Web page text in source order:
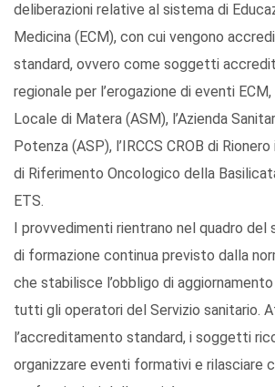
deliberazioni relative al sistema di
Medicina (ECM), con cui vengono
standard, ovvero come soggetti
regionale per l’erogazione di eventi ECM,
Locale di Matera (ASM), l’Azienda
Potenza (ASP), l’IRCCS CROB di
di Riferimento Oncologico della
ETS.
I provvedimenti rientrano nel quadro del
di formazione continua previsto dalla
che stabilisce l’obbligo di
tutti gli operatori del Servizio sanitario.
l’accreditamento standard, i soggetti
organizzare eventi formativi e rilasciare